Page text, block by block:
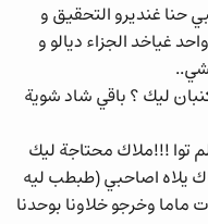
حنا غنديرو التحقيق و
غياخد الجزاء ديالو و
ليك ؟ باقي شاد شوية
توا !!!ملاك محتاجة ليك
يلاه اصاحبي (طبطب ليه
وخرجو خلاونا بوحدنا